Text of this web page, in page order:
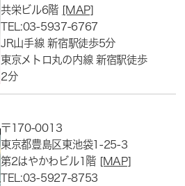
共栄ビル6階 [MAP]
TEL:03-5937-6767
JR山手線 新宿駅徒歩5分
東京メトロ丸の内線 新宿駅徒歩
2分
〒170-0013
東京都豊島区東池袋1-25-3
第2はやかわビル1階 [MAP]
TEL:03-5927-8753